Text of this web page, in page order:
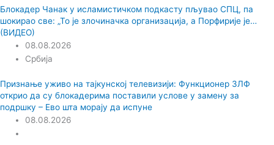
Блокадер Чанак у исламистичком подкасту пљувао СПЦ, па
шокирао све: „То је злочиначка организација, а Порфирије је…
(ВИДЕО)
08.08.2026
Србија
Признање уживо на тајкунској телевизији: Функционер ЗЛФ
открио да су блокадерима поставили услове у замену за
подршку – Ево шта морају да испуне
08.08.2026